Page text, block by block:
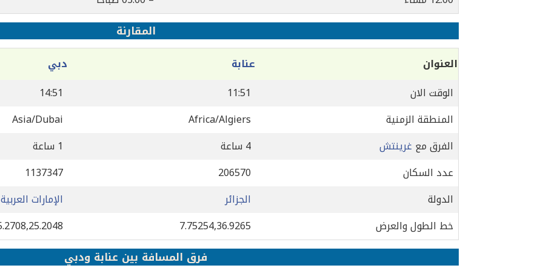
المقارنة
العنوان عنابة‎
دبي
الوقت الان
11:51
14:51
المنطقة الزمنية
Africa/Algiers
Asia/Dubai
الفرق مع غرينتش 4 ساعة
1 ساعة
عدد السكان
206570
1137347
الدولة
الجزائر
الإمارات
خط الطول والعرض
7.75254,36.9265
فرق المسافة بين عنابة‎ ودبي